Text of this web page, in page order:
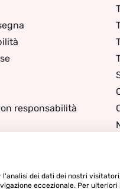
responsabilità
l'analisi dei dati dei nostri
eccezionale. Per